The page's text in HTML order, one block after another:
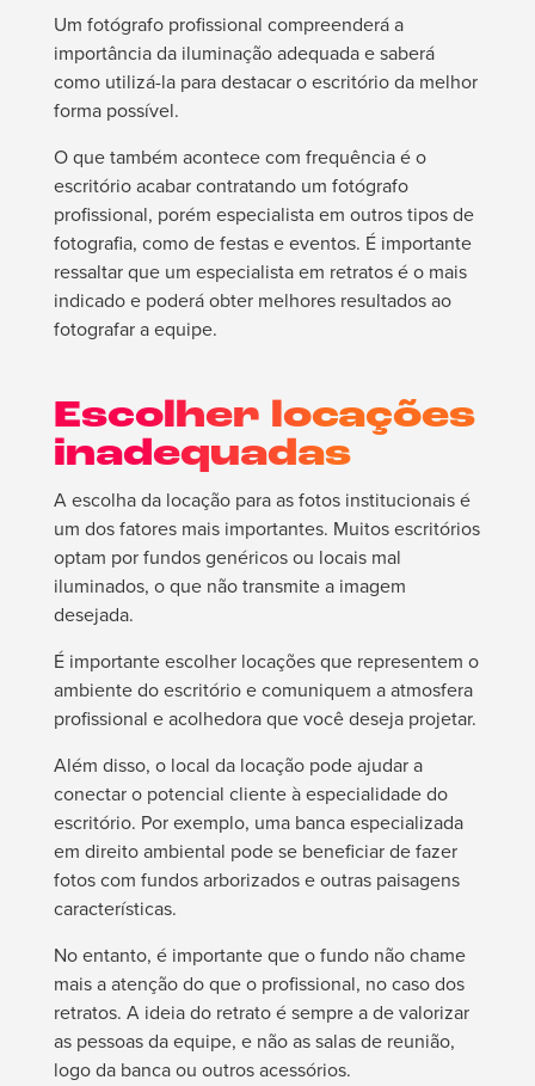
Um fotógrafo profissional compreenderá a
importância da iluminação adequada e saberá
como utilizá-la para destacar o escritório da melhor
forma possível.
O que também acontece com frequência é o
escritório acabar contratando um fotógrafo
profissional, porém especialista em outros tipos de
fotografia, como de festas e eventos. É importante
ressaltar que um especialista em retratos é o mais
indicado e poderá obter melhores resultados ao
fotografar a equipe.
Escolher locações
inadequadas
A escolha da locação para as fotos institucionais é
um dos fatores mais importantes. Muitos escritórios
optam por fundos genéricos ou locais mal
iluminados, o que não transmite a imagem
desejada.
É importante escolher locações que representem o
ambiente do escritório e comuniquem a atmosfera
profissional e acolhedora que você deseja projetar.
Além disso, o local da locação pode ajudar a
conectar o potencial cliente à especialidade do
escritório. Por exemplo, uma banca especializada
em direito ambiental pode se beneficiar de fazer
fotos com fundos arborizados e outras paisagens
características.
No entanto, é importante que o fundo não chame
mais a atenção do que o profissional, no caso dos
retratos. A ideia do retrato é sempre a de valorizar
as pessoas da equipe, e não as salas de reunião,
logo da banca ou outros acessórios.